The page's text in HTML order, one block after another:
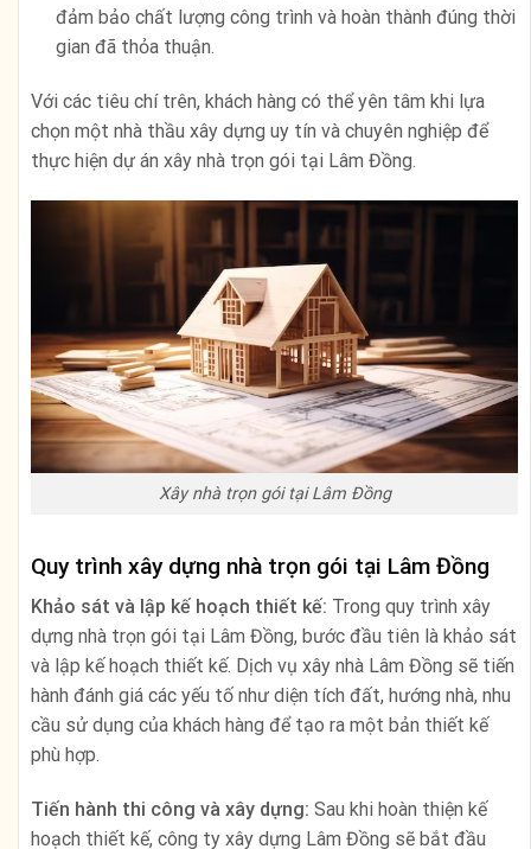
đảm bảo chất lượng công trình và hoàn thành đúng thời
gian đã thỏa thuận.
Với các tiêu chí trên, khách hàng có thể yên tâm khi lựa
chọn một nhà thầu xây dựng uy tín và chuyên nghiệp để
thực hiện dự án xây nhà trọn gói tại Lâm Đồng.
Xây nhà trọn gói tại Lâm Đồng
Quy trình xây dựng nhà trọn gói tại Lâm Đồng
Khảo sát và lập kế hoạch thiết kế: Trong quy trình xây
dựng nhà trọn gói tại Lâm Đồng, bước đầu tiên là khảo sát
và lập kế hoạch thiết kế. Dịch vụ xây nhà Lâm Đồng sẽ tiến
hành đánh giá các yếu tố như diện tích đất, hướng nhà, nhu
cầu sử dụng của khách hàng để tạo ra một bản thiết kế
phù hợp.
Tiến hành thi công và xây dựng: Sau khi hoàn thiện kế
hoạch thiết kế, công ty xây dựng Lâm Đồng sẽ bắt đầu